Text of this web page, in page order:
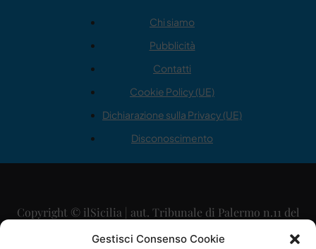
Gestisci Consenso Cookie
Chi siamo
Pubblicità
Contatti
Cookie Policy (UE)
Dichiarazione sulla Privacy (UE)
Disconoscimento
Copyright © ilSicilia | aut. Tribunale di Palermo n.11 del
29/09/2015